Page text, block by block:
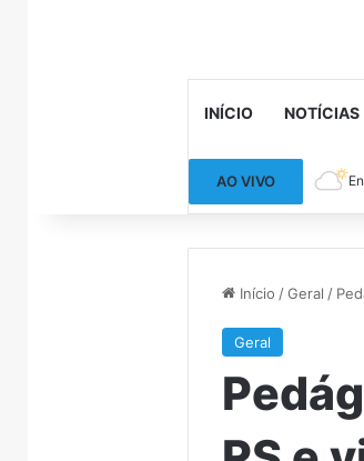
INÍCIO NOTÍCIAS
AO VIVO
Início / Geral /
Geral